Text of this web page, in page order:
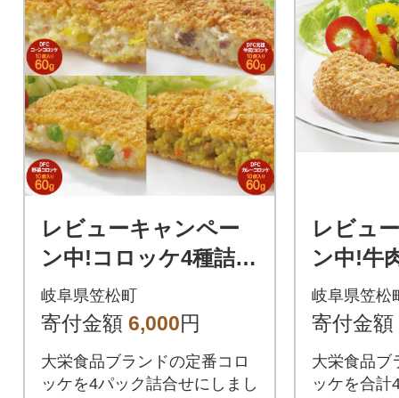
レビューキャンペー
ン中!コロッケ4種詰合
せセット
岐阜県笠松町
寄付金額 6,000円
大栄食品ブランドの定番コロ
ッケを4パック詰合せにしまし
レビュ
ン中!牛
ック、
パック
岐阜県笠松
寄付金額
大栄食品ブ
ッケを合計